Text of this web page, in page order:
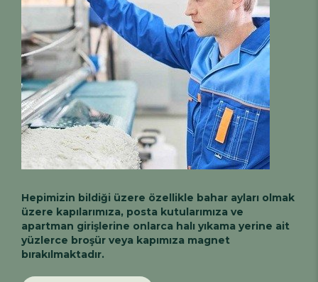
Hepimizin bildiği üzere özellikle bahar ayları olmak
üzere kapılarımıza, posta kutularımıza ve
apartman girişlerine onlarca halı yıkama yerine ait
yüzlerce broşür veya kapımıza magnet
bırakılmaktadır.